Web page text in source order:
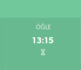
ÖĞLE
13:15